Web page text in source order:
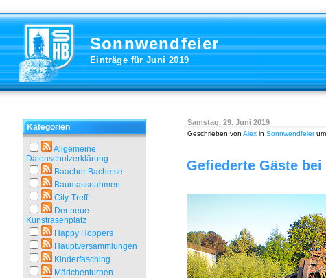
Sonnwendfeier
Einträge für Juni 2019
Kategorien
Allgemeine
Datenschutzerklärung
Baacher Bachetse
Baumassnahmen
City-Treff
Der neue
Kunstrasenplatz
Happy Hoppers
Hauptversammlungen
Kinderfasching
Mädchenturnen
Samstag, 29. Juni 2019
Geschrieben von Alex in Sonnwendfeier um
Gefiederte Gäste